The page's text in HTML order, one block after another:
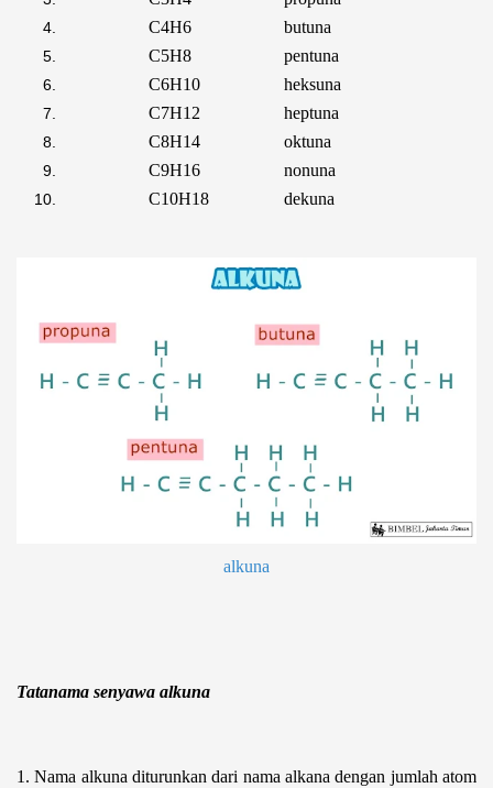
C4H6 butuna
C5H8 pentuna
C6H10 heksuna
C7H12 heptuna
C8H14 oktuna
C9H16 nonuna
C10H18 dekuna
alkuna
Tatanama senyawa alkuna
1. Nama alkuna diturunkan dari nama alkana dengan jumlah atom